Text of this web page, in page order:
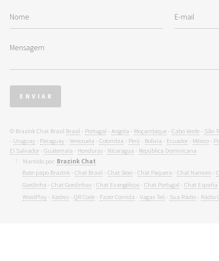
© Brazink Chat Brasil Brasil - Portugal - Angola - Moçambique - Cabo Verde - São
- Uruguay - Paraguay - Venezuela - Colombia - Perú - Bolivia - Ecuador - México -
El Salvador - Guatemala - Honduras - Nicaragua - República Dominicana
Mantido por: Brazink Chat
Bate-papo Brazink - Chat Brasil - Chat Sexo- Chat Paquera - Chat Namoro-
Gordinha - Chat Gordinhas- Chat Evangélicos- Chat Portugal - Chat España
WordPlay - Xadrez- QR Code- Fazer Comida - Vagas Teó- Sua Rádio- Rádio